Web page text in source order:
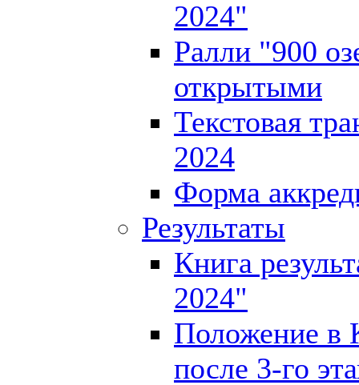
2024"
Ралли "900
открытыми
Текстовая
2024
Форма
Результаты
Книга
2024"
Положение в
после 3-го